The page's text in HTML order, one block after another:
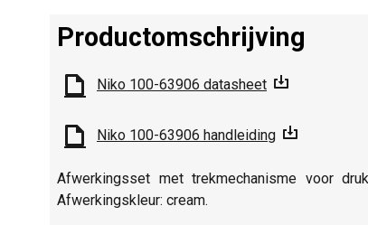
Productomschrijving
Niko 100-63906 datasheet
Niko 100-63906 handleiding
Afwerkingsset met trekmechanisme voor
Afwerkingskleur: cream.